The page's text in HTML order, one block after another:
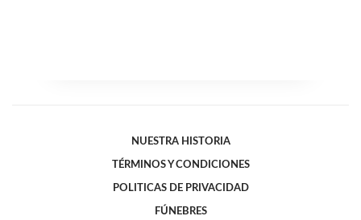
NUESTRA HISTORIA
TÉRMINOS Y CONDICIONES
POLITICAS DE PRIVACIDAD
FÚNEBRES